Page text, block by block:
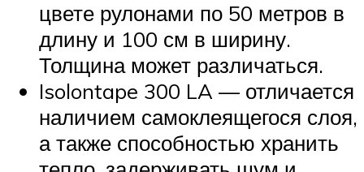
цвете рулонами по 50 метров в
длину и 100 см в ширину.
Толщина может различаться.
Isolontape 300 LA — отличается
наличием самоклеящегося слоя,
а также способностью хранить